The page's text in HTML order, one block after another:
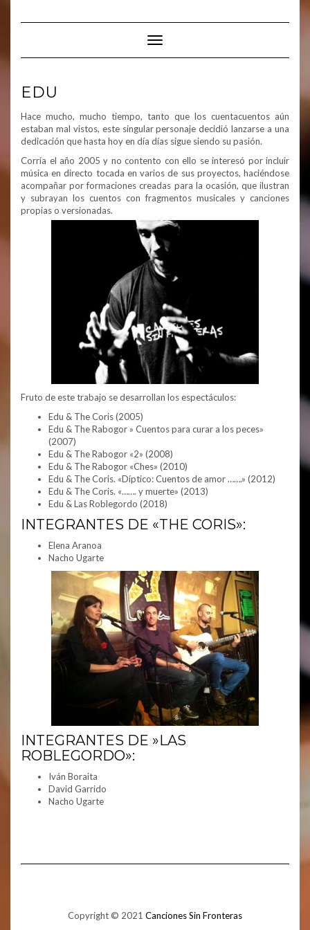
Cambiar modo de navegación
EDU
Hace mucho, mucho tiempo, tanto que los cuentacuentos aún
estaban mal vistos, este singular personaje decidió lanzarse a una
dedicación que hasta hoy en día días sigue siendo su pasión.
Corría el año 2005 y no contento con ello se interesó por incluir
música en directo tocada en varios de sus proyectos, haciéndose
acompañar por formaciones creadas para la ocasión, que ilustran
y subrayan los cuentos con fragmentos musicales y canciones
propias o versionadas.
​Fruto de este trabajo se desarrollan los espectáculos:
Edu & The Coris (2005)
Edu & The Rabogor » Cuentos para curar a los peces»
(2007)​
Edu & The Rabogor «2» (2008)
Edu & The Rabogor «Ches» (2010)​
Edu & The Coris. «Díptico: Cuentos de amor …….» (2012)
Edu & The Coris. «……. y muerte» (2013)​
Edu & Las Roblegordo (2018)
INTEGRANTES DE «THE CORIS»:
Elena Aranoa
Nacho Ugarte
INTEGRANTES DE ​​»LAS
ROBLEGORDO»:
Iván Boraita
David Garrido
Nacho Ugarte
Copyright © 2021 Canciones Sin Fronteras